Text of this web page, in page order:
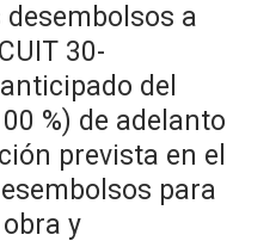
a
30-
del
%) de adelanto
prevista en el
para
y